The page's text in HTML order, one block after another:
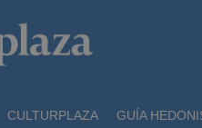
CULTURPLAZA GUÍA